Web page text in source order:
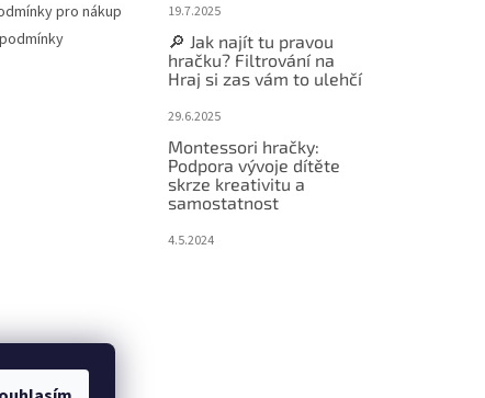
pro nákup
19.7.2025
🔎 Jak najít tu pravou
hračku? Filtrování na
Hraj si zas vám to ulehčí
29.6.2025
Montessori hračky:
Podpora vývoje dítěte
skrze kreativitu a
samostatnost
4.5.2024